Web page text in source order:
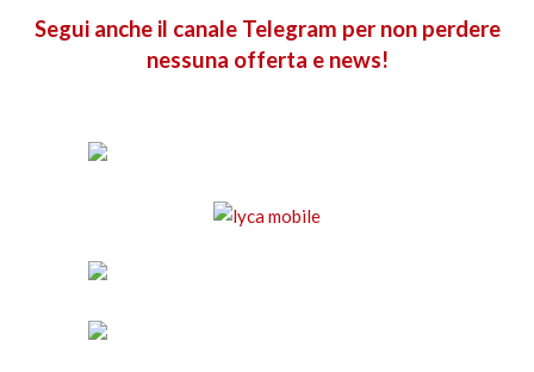
Segui anche il canale Telegram per non perdere
nessuna offerta e news!